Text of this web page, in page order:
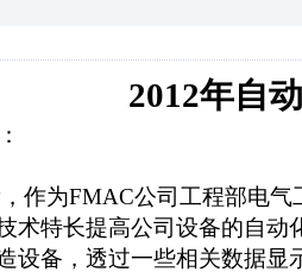
2012年自
：
作为FMAC公司工程部电气
术特长提高公司设备的自
设备，透过一些相关数据显